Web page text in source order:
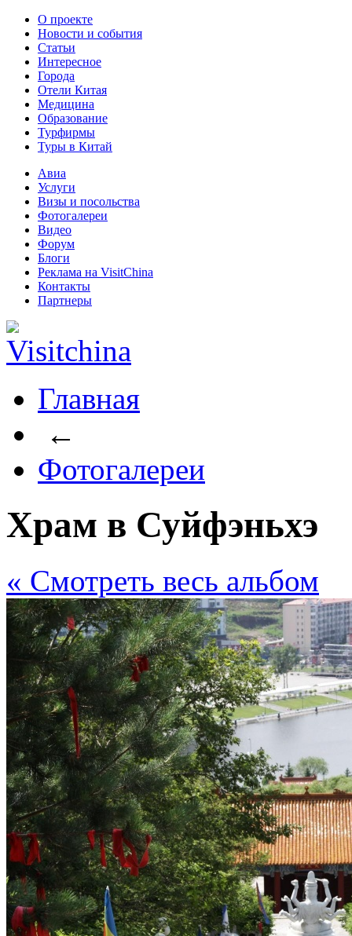
О проекте
Новости и события
Статьи
Интересное
Города
Отели Китая
Медицина
Образование
Турфирмы
Туры в Китай
Авиа
Услуги
Визы и посольства
Фотогалереи
Видео
Форум
Блоги
Реклама на VisitChina
Контакты
Партнеры
Главная
←
Фотогалереи
Храм в Суйфэньхэ
« Cмотреть весь альбом